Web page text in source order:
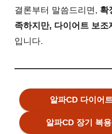
결론부터 말씀드리면, 확
족하지만, 다이어트 보
입니다.
알파CD 다이어
알파CD 장기 복